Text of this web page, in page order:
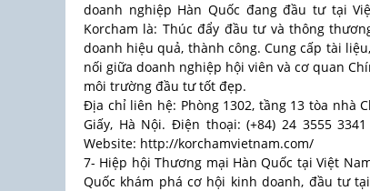
doanh nghiệp Hàn Quốc đang đầu tư tại
Korcham là: Thúc đẩy đầu tư và thông
doanh hiệu quả, thành công. Cung cấp tài
nối giữa doanh nghiệp hội viên và cơ quan
môi trường đầu tư tốt đẹp.
Địa chỉ liên hệ: Phòng 1302, tầng 13 tòa nhà
Giấy, Hà Nội. Điện thoại: (+84) 24 3555
Website: http://korchamvietnam.com/
7- Hiệp hội Thương mại Hàn Quốc tại Việt
Quốc khám phá cơ hội kinh doanh, đầu tư